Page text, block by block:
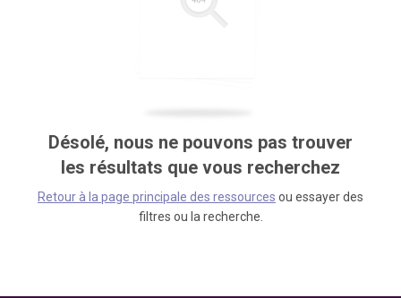
Désolé, nous ne pouvons pas trouver
les résultats que vous recherchez
Retour à la page principale des ressources ou essayer des
filtres ou la recherche.